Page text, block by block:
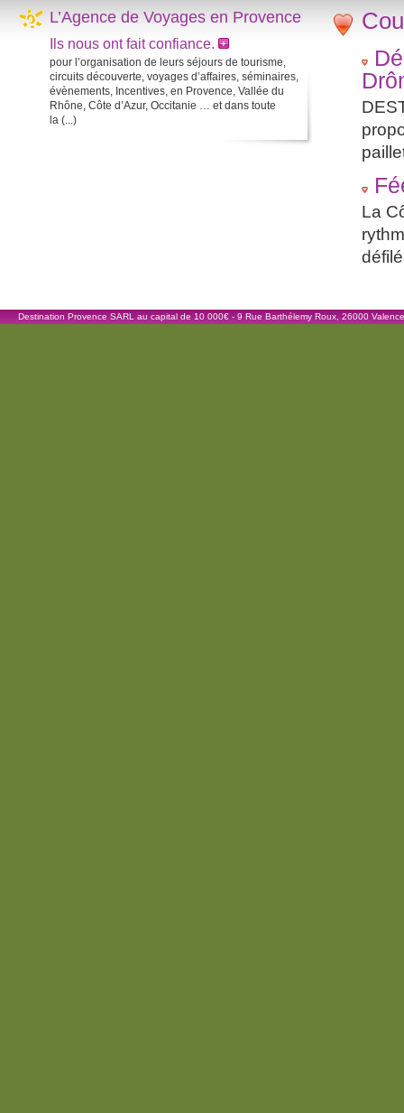
L’Agence de Voyages en Provence
Ils nous ont fait confiance.
pour l’organisation de leurs séjours de tourisme,
circuits découverte, voyages d’affaires, séminaires,
évènements, Incentives, en Provence, Vallée du
Rhône, Côte d’Azur, Occitanie … et dans toute
la (...)
La
Destination Provence SARL au capital de 10 000€ - 9 Rue Barthélemy Roux, 26000 Valence